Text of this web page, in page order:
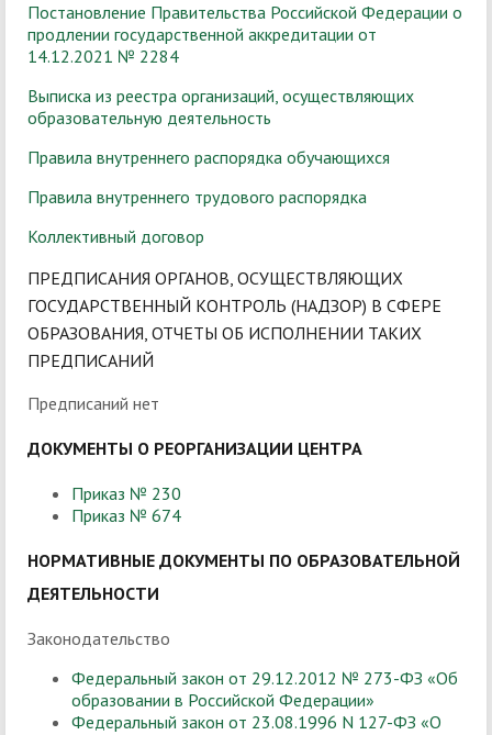
Постановление Правительства Российской Федерации о
продлении государственной аккредитации от
14.12.2021 № 2284
Выписка из реестра организаций, осуществляющих
образовательную деятельность
Правила внутреннего распорядка обучающихся
Правила внутреннего трудового распорядка
Коллективный договор
ПРЕДПИСАНИЯ ОРГАНОВ, ОСУЩЕСТВЛЯЮЩИХ
ГОСУДАРСТВЕННЫЙ КОНТРОЛЬ (НАДЗОР) В СФЕРЕ
ОБРАЗОВАНИЯ, ОТЧЕТЫ ОБ ИСПОЛНЕНИИ ТАКИХ
ПРЕДПИСАНИЙ
Предписаний нет
ДОКУМЕНТЫ О РЕОРГАНИЗАЦИИ ЦЕНТРА
Приказ № 230
Приказ № 674
НОРМАТИВНЫЕ ДОКУМЕНТЫ ПО ОБРАЗОВАТЕЛЬНОЙ
ДЕЯТЕЛЬНОСТИ
Законодательство
Федеральный закон от 29.12.2012 № 273-ФЗ «Об
образовании в Российской Федерации»
Федеральный закон от 23.08.1996 N 127-ФЗ «О